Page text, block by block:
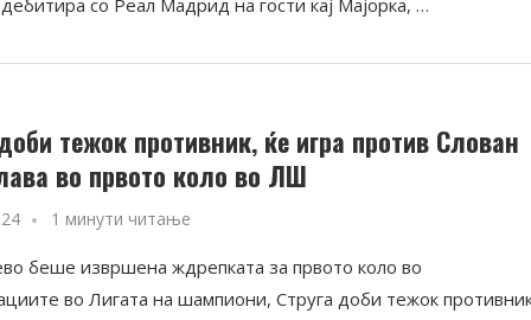
тежок противник, ќе игра против Слован
во првото коло во ЛШ
1 минути читање
беше извршена ждрепката за првото коло во
во Лигата на шампиони, Струга доби тежок